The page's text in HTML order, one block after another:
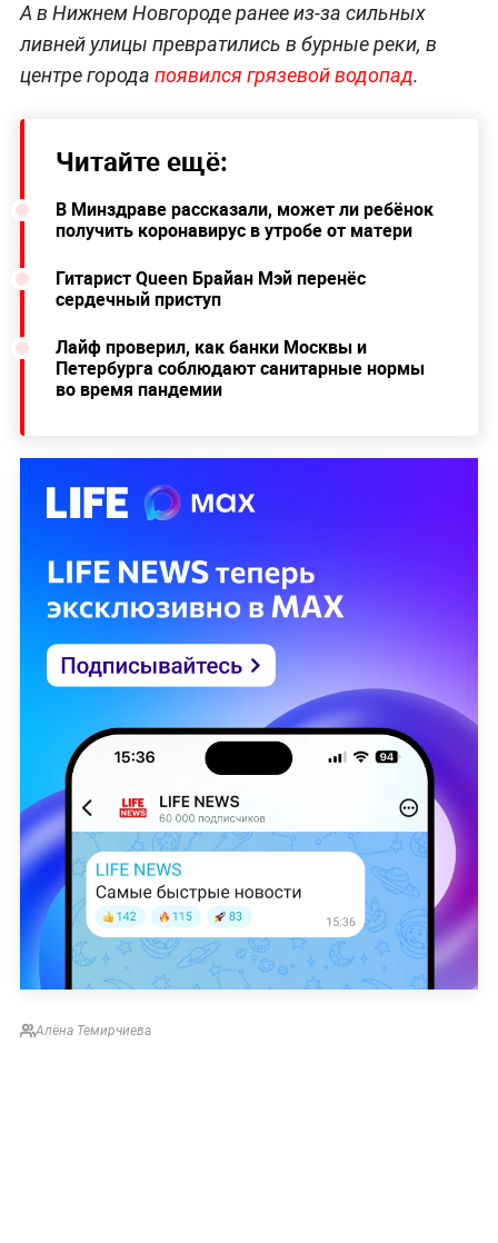
А в Нижнем Новгороде ранее из-за сильных
ливней улицы превратились в бурные реки, в
центре города появился грязевой водопад.
Читайте ещё:
В Минздраве рассказали, может ли ребёнок
получить коронавирус в утробе от матери
Гитарист Queen Брайан Мэй перенёс
сердечный приступ
Лайф проверил, как банки Москвы и
Петербурга соблюдают санитарные нормы
во время пандемии
Алёна Темирчиева